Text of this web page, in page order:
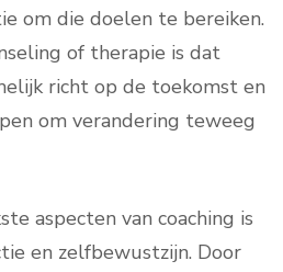
om die doelen te bereiken.
of therapie is dat
richt op de toekomst en
om verandering teweeg
aspecten van coaching is
en zelfbewustzijn. Door